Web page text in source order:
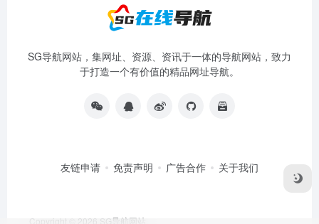
SG导航网站，集网址、资源、资讯于一体的导航网站，致力
于打造一个有价值的精品网址导航。
友链申请 免责声明 广告合作 关于我们
Copyright © 2026 SG导航网站